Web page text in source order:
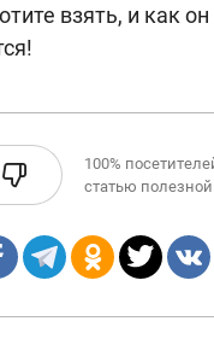
взять, и как он
100%
статью полезной